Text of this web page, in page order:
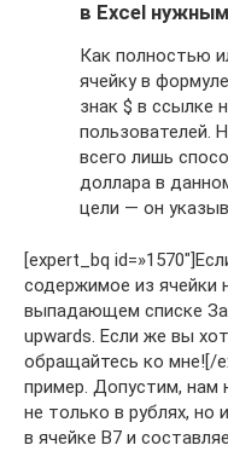
в Excel
Как полностью
ячейку в
знак $ в ссылке
пользователей.
всего лишь
доллара в
цели — он
[expert_bq
содержимое из ячейки
выпадающем списке
upwards. Если же вы
обращайтесь ко мне![/
пример. Допустим, нам
не только в рублях, но
в ячейке B7 и